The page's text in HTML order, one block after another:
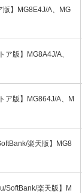
】MG8E4J/A、MG
版】MG8A4J/A、
ア版】MG864J/A、M
楽天版】MG8
SoftBank/楽天版】M